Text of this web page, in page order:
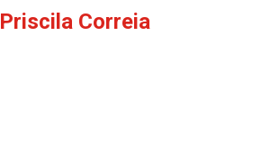
Priscila Correia